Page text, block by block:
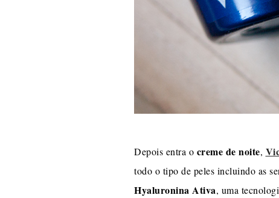
Depois entra o creme de noite,
todo o tipo de peles incluindo as
Hyaluronina Ativa, uma